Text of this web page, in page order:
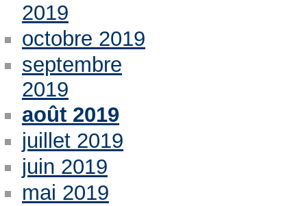
2019
octobre 2019
septembre
2019
août 2019
juillet 2019
juin 2019
mai 2019